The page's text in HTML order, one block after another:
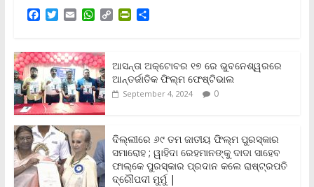
F
e
b
o
o
k
T
t
t
e
r
E
i
l
W
t
s
A
p
p
C
L
i
n
k
P
t
F
r
i
d
l
y
S
e
ଆସନ୍ତା ଅକ୍ଟୋବର ୧୭ ରେ ଭୁବନେଶ୍ୱରରେ
ଆନ୍ତର୍ଜାତିକ ଫିଲ୍ମ ଫେଷ୍ଟିଭାଲ
September 4, 2024 0
ଦିଲ୍ଲୀରେ ୬୯ ତମ ଜାତୀୟ ଫିଲ୍ମ ପୁରସ୍କାର
ସମାରୋହ ; ୱାହିଦା ରେହମାନଙ୍କୁ ଦାଦା ସାହେବ
ଫାଲ୍‌କେ ପୁରସ୍କାର ପ୍ରଦାନ କଲେ ରାଷ୍ଟ୍ରପତି
ଦ୍ରୌପଦୀ ମୁର୍ମୁ |